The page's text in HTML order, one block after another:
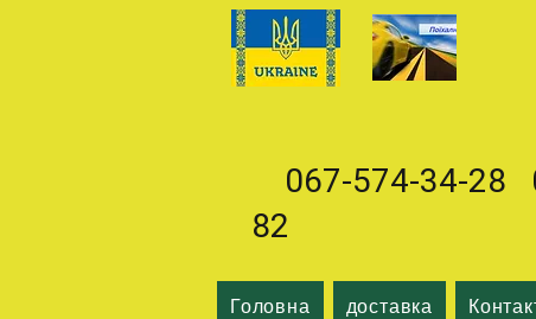
067-574-34-28
82
Головна доставка